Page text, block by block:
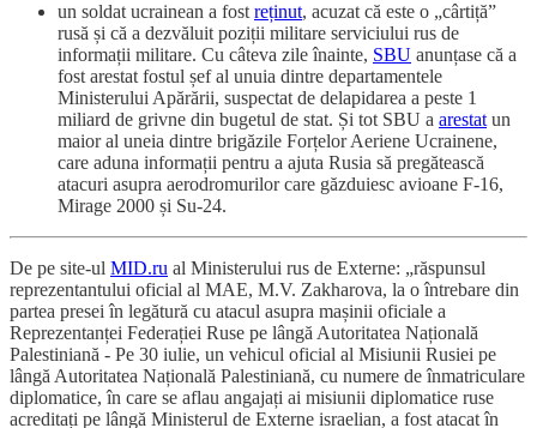
un soldat ucrainean a fost reținut, acuzat că este o „cârtiță”
rusă și că a dezvăluit poziții militare serviciului rus de
informații militare. Cu câteva zile înainte, SBU anunțase că a
fost arestat fostul șef al unuia dintre departamentele
Ministerului Apărării, suspectat de delapidarea a peste 1
miliard de grivne din bugetul de stat. Și tot SBU a arestat un
maior al uneia dintre brigăzile Forțelor Aeriene Ucrainene,
care aduna informații pentru a ajuta Rusia să pregătească
atacuri asupra aerodromurilor care găzduiesc avioane F-16,
Mirage 2000 și Su-24.
De pe site-ul MID.ru al Ministerului rus de Externe: „răspunsul
reprezentantului oficial al MAE, M.V. Zakharova, la o întrebare din
partea presei în legătură cu atacul asupra mașinii oficiale a
Reprezentanței Federației Ruse pe lângă Autoritatea Națională
Palestiniană - Pe 30 iulie, un vehicul oficial al Misiunii Rusiei pe
lângă Autoritatea Națională Palestiniană, cu numere de înmatriculare
diplomatice, în care se aflau angajați ai misiunii diplomatice ruse
acreditați pe lângă Ministerul de Externe israelian, a fost atacat în